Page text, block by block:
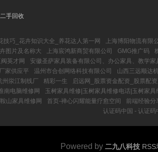
二手回收
技巧_花卉知识大全_养花达人第一网 上海博阳物流有限
图片及名称大
上海宸鸿新商贸有限公司 GMG推广码
英才网
安徽圣萨家具装备有限公司、办公家具、教学家
家供应平
温州市合创网络科技有限公司 山西三远顺达
州泶江制线厂 精彩一生 启远网_股票资金配资_股票配
南电脑维修网
玉树家具维修|玉树家具维修电话|玉树家
山家具维修网
首页-禅心闪耀能量疗愈空间 前端经验分
认证码中国 - 认证码
Powered by 二九八科技 RSS